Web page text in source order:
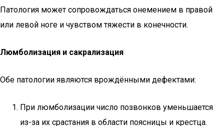
Патология может сопровождаться онемением в правой
или левой ноге и чувством тяжести в конечности.
Люмболизация и сакрализация
Обе патологии являются врождёнными дефектами:
При люмболизации число позвонков уменьшается
из-за их срастания в области поясницы и крестца.